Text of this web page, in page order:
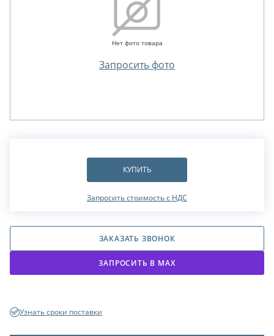
Нет фото товара
Запросить фото
КУПИТЬ
Запросить стоимость с НДС
ЗАКАЗАТЬ ЗВОНОК
ЗАПРОСИТЬ В МАХ
Узнать сроки поставки